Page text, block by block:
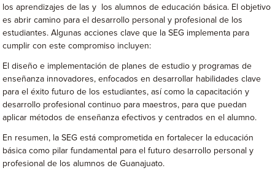
los aprendizajes de las y los alumnos de educación básica. El objetivo
es abrir camino para el desarrollo personal y profesional de los
estudiantes. Algunas acciones clave que la SEG implementa para
cumplir con este compromiso incluyen:
El diseño e implementación de planes de estudio y programas de
enseñanza innovadores, enfocados en desarrollar habilidades clave
para el éxito futuro de los estudiantes, así como la capacitación y
desarrollo profesional continuo para maestros, para que puedan
aplicar métodos de enseñanza efectivos y centrados en el alumno.
En resumen, la SEG está comprometida en fortalecer la educación
básica como pilar fundamental para el futuro desarrollo personal y
profesional de los alumnos de Guanajuato.